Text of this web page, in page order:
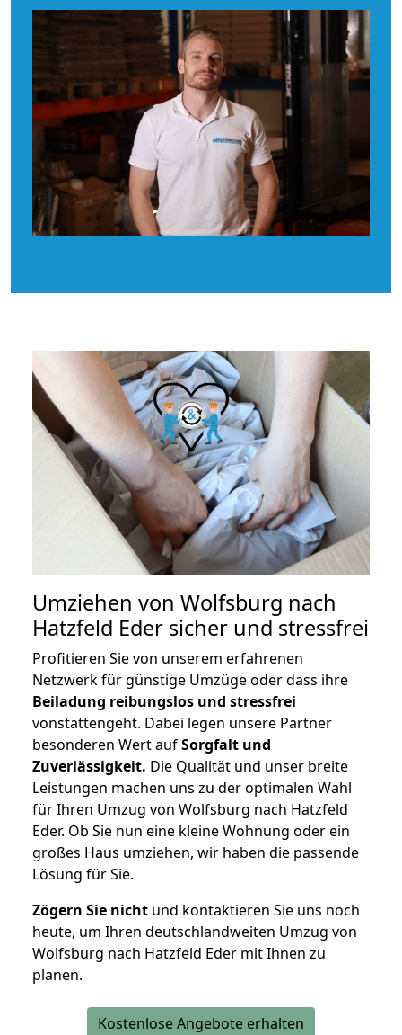
Umziehen von Wolfsburg nach
Hatzfeld Eder sicher und stressfrei
Profitieren Sie von unserem erfahrenen
Netzwerk für günstige Umzüge oder dass ihre
Beiladung reibungslos und stressfrei
vonstattengeht. Dabei legen unsere Partner
besonderen Wert aufSorgfalt und
Zuverlässigkeit. Die Qualität und unser breite
Leistungen machen uns zu der optimalen Wahl
für Ihren Umzug von Wolfsburg nach Hatzfeld
Eder. Ob Sie nun eine kleine Wohnung oder ein
großes Haus umziehen, wir haben die passende
Lösung für Sie.
Zögern Sie nicht und kontaktieren Sie uns noch
heute, um Ihren deutschlandweiten Umzug von
Wolfsburg nach Hatzfeld Eder mit Ihnen zu
planen.
Kostenlose Angebote erhalten